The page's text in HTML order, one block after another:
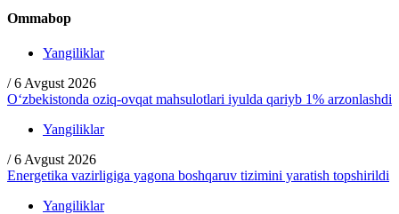
Ommabop
Yangiliklar
/ 6 Avgust 2026
O‘zbekistonda oziq-ovqat mahsulotlari iyulda qariyb 1% arzonlashdi
Yangiliklar
/ 6 Avgust 2026
Energetika vazirligiga yagona boshqaruv tizimini yaratish topshirildi
Yangiliklar